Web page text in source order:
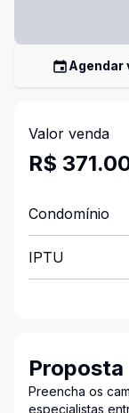
Agendar
Valor venda
R$
Condomínio
IPTU
Proposta
Preencha os
especialistas